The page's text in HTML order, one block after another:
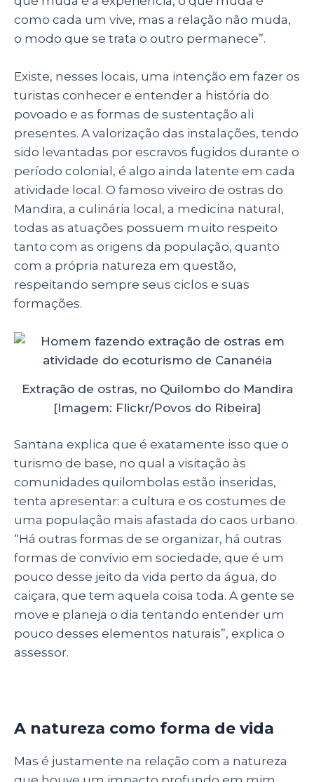
como cada um vive, mas a relação não muda,
o modo que se trata o outro permanece”.
Existe, nesses locais, uma intenção em fazer os
turistas conhecer e entender a história do
povoado e as formas de sustentação ali
presentes. A valorização das instalações, tendo
sido levantadas por escravos fugidos durante o
período colonial, é algo ainda latente em cada
atividade local. O famoso viveiro de ostras do
Mandira, a culinária local, a medicina natural,
todas as atuações possuem muito respeito
tanto com as origens da população, quanto
com a própria natureza em questão,
respeitando sempre seus ciclos e suas
formações.
Extração de ostras, no Quilombo do Mandira
[Imagem: Flickr/Povos do Ribeira]
Santana explica que é exatamente isso que o
turismo de base, no qual a visitação às
comunidades quilombolas estão inseridas,
tenta apresentar: a cultura e os costumes de
uma população mais afastada do caos urbano.
“Há outras formas de se organizar, há outras
formas de convívio em sociedade, que é um
pouco desse jeito da vida perto da água, do
caiçara, que tem aquela coisa toda. A gente se
move e planeja o dia tentando entender um
pouco desses elementos naturais”, explica o
assessor.
A natureza como forma de vida
Mas é justamente na relação com a natureza